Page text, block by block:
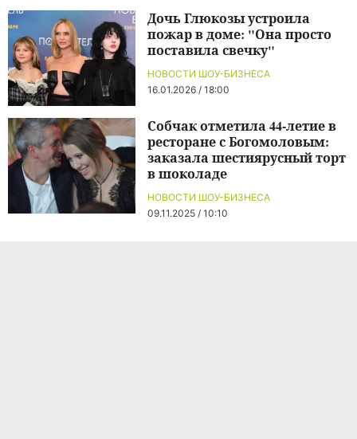
НОВОСТИ ШОУ-БИЗНЕСА
16.01.2026 / 18:00
Дочь Глюкозы устроила
пожар в доме: "Она просто
поставила свечку"
НОВОСТИ ШОУ-БИЗНЕСА
09.11.2025 / 10:10
Собчак отметила 44-летие в
ресторане с Богомоловым:
заказала шестиярусный торт
в шоколаде